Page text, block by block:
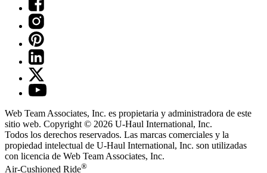
Web Team Associates, Inc. es propietaria y administradora de este
sitio web. Copyright © 2026 U-Haul International, Inc.
Todos los derechos reservados. Las marcas comerciales y la
propiedad intelectual de U-Haul International, Inc. son utilizadas
con licencia de Web Team Associates, Inc.
Air-Cushioned Ride®